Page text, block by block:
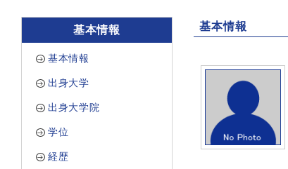
基本情報
基本情報
出身大学
出身大学院
学位
経歴
基本情報